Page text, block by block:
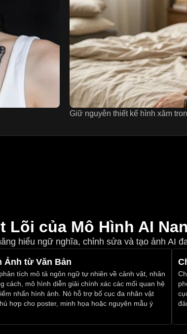
Lõi của Mô Hình AI
hiểu ngữ nghĩa, chỉnh sửa và tạo ảnh AI
Ảnh từ Văn Bản
tích mô tả ngôn ngữ tự nhiên về cảnh vật, nhân
cách, mô hình diễn giải chính xác các mối quan hệ
nhấn hình ảnh. Nó hỗ trợ bố cục đa nhân vật
hợp cho poster, minh họa hoặc nguyên mẫu ý